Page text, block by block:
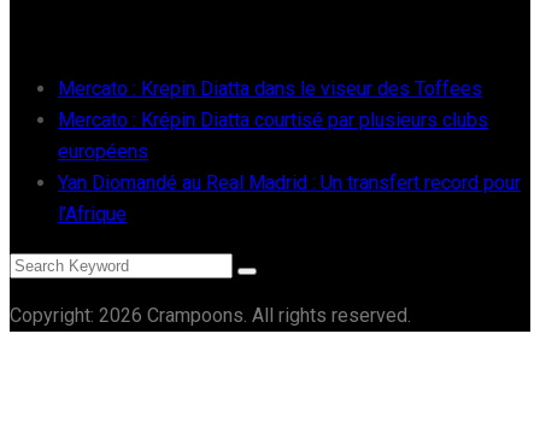
Mercato : Krepin Diatta dans le viseur des Toffees
Mercato : Krépin Diatta courtisé par plusieurs clubs
européens
Yan Diomandé au Real Madrid : Un transfert record pour
l’Afrique
Copyright: 2026 Crampoons. All rights reserved.